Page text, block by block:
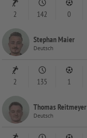
2 142 0
Stephan Maier
Deutsch
2 135 1
Thomas Reitmeyer
Deutsch